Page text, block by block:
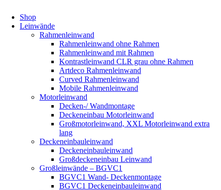
Shop
Leinwände
Rahmenleinwand
Rahmenleinwand ohne Rahmen
Rahmenleinwand mit Rahmen
Kontrastleinwand CLR grau ohne Rahmen
Artdeco Rahmenleinwand
Curved Rahmenleinwand
Mobile Rahmenleinwand
Motorleinwand
Decken-/ Wandmontage
Deckeneinbau Motorleinwand
Großmotorleinwand, XXL Motorleinwand extra
lang
Deckeneinbauleinwand
Deckeneinbauleinwand
Großdeckeneinbau Leinwand
Großleinwände – BGVC1
BGVC1 Wand- Deckenmontage
BGVC1 Deckeneinbauleinwand